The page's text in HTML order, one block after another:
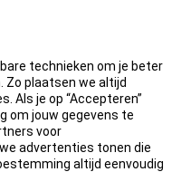
technieken om je beter
Zo plaatsen we altijd
Als je op “Accepteren”
om jouw gegevens te
voor
advertenties tonen die
altijd eenvoudig